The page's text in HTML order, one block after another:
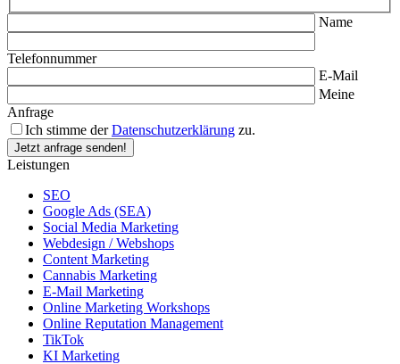
Name
Telefonnummer
E-Mail
Meine
Anfrage
Ich stimme derDatenschutzerklärung zu.
Leistungen
SEO
Google Ads (SEA)
Social Media Marketing
Webdesign / Webshops
Content Marketing
Cannabis Marketing
E-Mail Marketing
Online Marketing Workshops
Online Reputation Management
TikTok
KI Marketing